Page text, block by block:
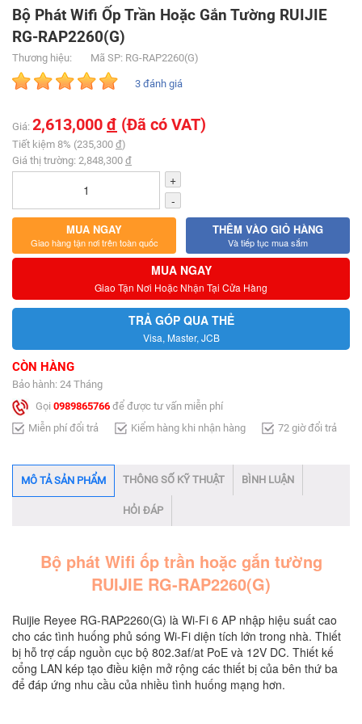
Bộ Phát Wifi Ốp Trần Hoặc Gắn Tường RUIJIE
RG-RAP2260(G)
Thương hiệu: Mã SP: RG-RAP2260(G)
3 đánh giá
Giá: 2,613,000 đ (Đã có VAT)
Tiết kiệm 8% (235,300 đ)
Giá thị trường: 2,848,300 đ
+
-
MUA NGAY
Giao hàng tận nơi trên toàn quốc
THÊM VÀO GIỎ HÀNG
Và tiếp tục mua sắm
MUA NGAY
Giao Tận Nơi Hoặc Nhận Tại Cửa Hàng
TRẢ GÓP QUA THẺ
Visa, Master, JCB
CÒN HÀNG
Bảo hành: 24 Tháng
Gọi 0989865766 để được tư vấn miễn phí
Miễn phí đổi trả
Kiểm hàng khi nhận hàng 72 giờ đổi trả
MÔ TẢ SẢN PHẨM THÔNG SỐ KỸ THUẬT BÌNH LUẬN
HỎI ĐÁP
Bộ phát Wifi ốp trần hoặc gắn tường
RUIJIE RG-RAP2260(G)
Ruijie Reyee RG-RAP2260(G) là Wi-Fi 6 AP nhập hiệu suất cao
cho các tình huống phủ sóng Wi-Fi diện tích lớn trong nhà. Thiết
bị hỗ trợ cấp nguồn cục bộ 802.3af/at PoE và 12V DC. Thiết kế
cổng LAN kép tạo điều kiện mở rộng các thiết bị của bên thứ ba
để đáp ứng nhu cầu của nhiều tình huống mạng hơn.